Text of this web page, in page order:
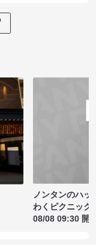
ノンタンのハッ
わくピクニック
08/08 09:30 開